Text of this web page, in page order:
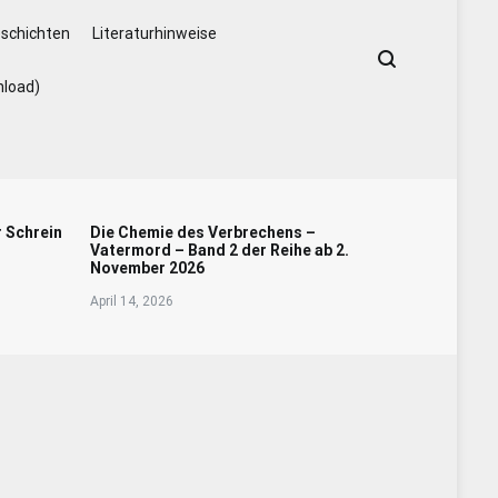
Literaturhinweise
Schrein
Die Chemie des Verbrechens –
Vatermord – Band 2 der Reihe ab 2.
November 2026
April 14, 2026